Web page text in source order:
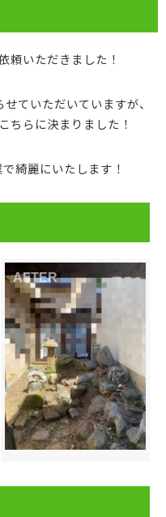
頼いただきました！
ていただいていますが、
ちらに決まりました！
綺麗にいたします！